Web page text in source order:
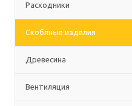
Расходники
Скобяные изделия
Древесина
Вентиляция